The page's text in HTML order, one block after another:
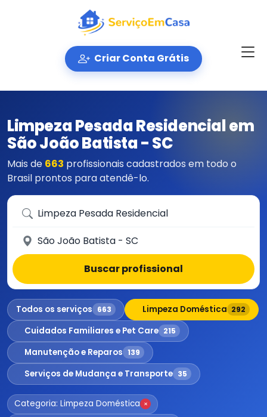
Criar Conta Grátis
Limpeza Pesada Residencial em
São João Batista - SC
Mais de 663 profissionais cadastrados em todo o
Brasil prontos para atendê-lo.
Que serviço você precisa?
Em qual cidade?
Buscar profissional
Todos os serviços 663 Limpeza Doméstica 292
Cuidados Familiares e Pet Care 215
Manutenção e Reparos 139
Serviços de Mudança e Transporte 35
Categoria: Limpeza Doméstica ×